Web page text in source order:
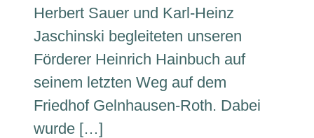
Herbert Sauer und Karl-Heinz
Jaschinski begleiteten unseren
Förderer Heinrich Hainbuch auf
seinem letzten Weg auf dem
Friedhof Gelnhausen-Roth. Dabei
wurde […]